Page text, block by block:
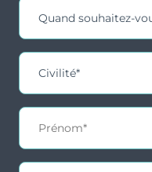
Une destination
locatif en plein
Un
fréquentation
Une population
habitants ont
Contact